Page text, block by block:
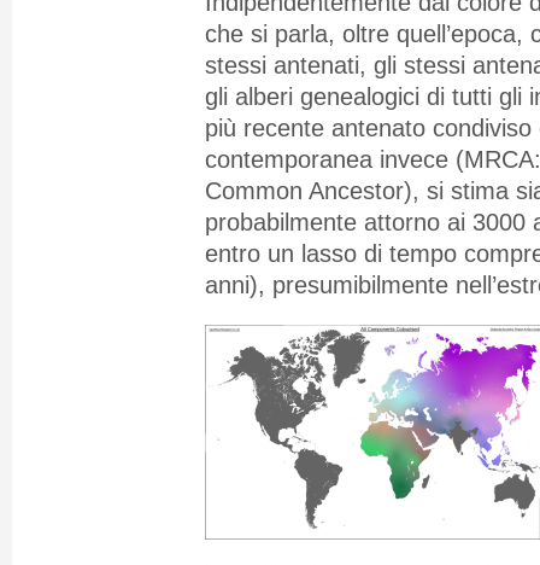
che si parla, oltre quell’epoca,
stessi antenati, gli stessi
gli alberi genealogici di tutti gli
più recente antenato condiviso
contemporanea invece
Common Ancestor), si stima
probabilmente attorno ai 3000
entro un lasso di tempo
anni), presumibilmente